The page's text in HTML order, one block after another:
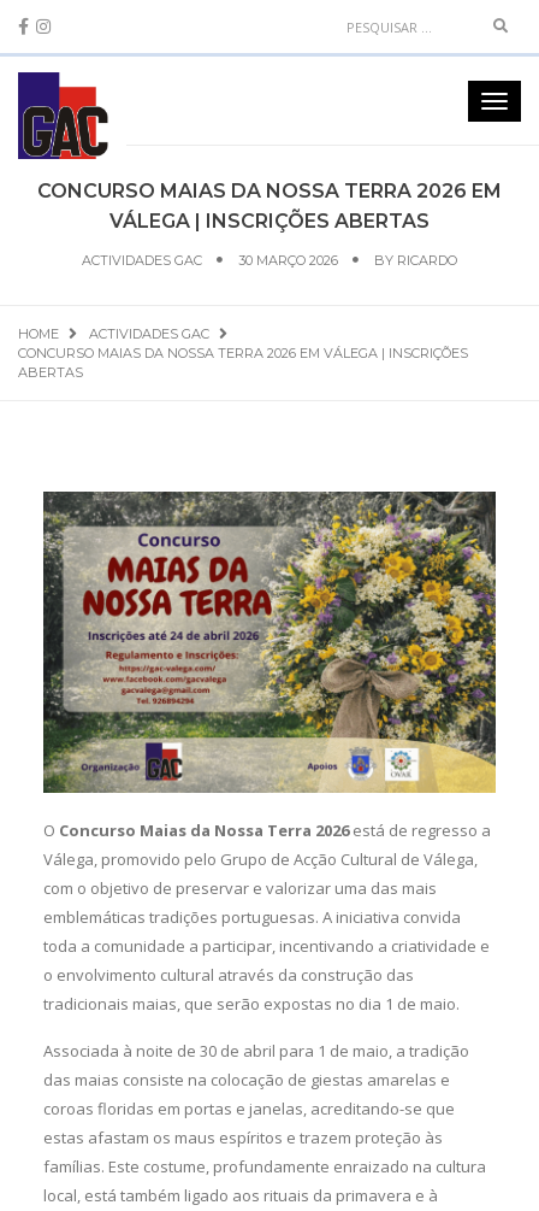
CONCURSO MAIAS DA NOSSA TERRA 2026 EM
VÁLEGA | INSCRIÇÕES ABERTAS
ACTIVIDADES GAC 30 MARÇO 2026 BY RICARDO
HOME
ACTIVIDADES GAC
CONCURSO MAIAS DA NOSSA TERRA 2026 EM VÁLEGA | INSCRIÇÕES
ABERTAS
O Concurso Maias da Nossa Terra 2026está de regresso a
Válega, promovido pelo Grupo de Acção Cultural de Válega,
com o objetivo de preservar e valorizar uma das mais
emblemáticas tradições portuguesas. A iniciativa convida
toda a comunidade a participar, incentivando a criatividade e
o envolvimento cultural através da construção das
tradicionais maias, que serão expostas no dia 1 de maio.
Associada à noite de 30 de abril para 1 de maio, a tradição
das maias consiste na colocação de giestas amarelas e
coroas floridas em portas e janelas, acreditando-se que
estas afastam os maus espíritos e trazem proteção às
famílias. Este costume, profundamente enraizado na cultura
local, está também ligado aos rituais da primavera e à